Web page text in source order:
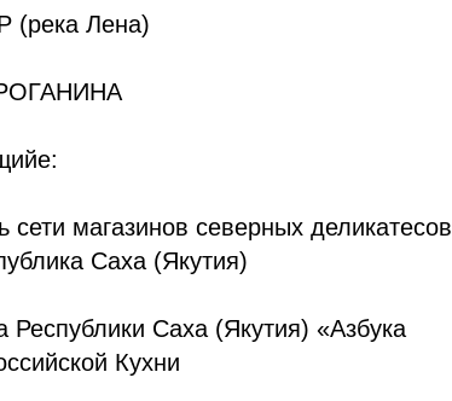
Лена)
магазинов северных деликатесов
Саха (Якутия)
Саха (Якутия) «Азбука
Кухни